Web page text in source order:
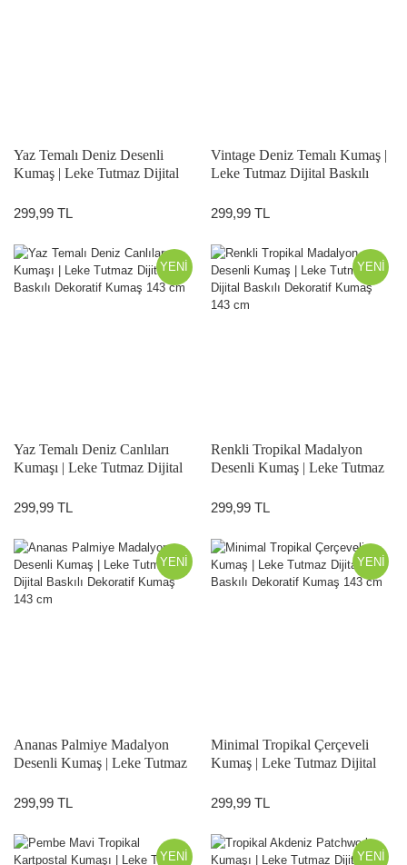
Yaz Temalı Deniz Desenli
Kumaş | Leke Tutmaz Dijital
cm
299,99 TL
Vintage Deniz Temalı Kumaş |
Leke Tutmaz Dijital Baskılı
299,99 TL
YENİ
Yaz Temalı Deniz Canlıları
Kumaşı | Leke Tutmaz Dijital
cm
299,99 TL
YENİ
Renkli Tropikal Madalyon
Desenli Kumaş | Leke Tutmaz
143 cm
299,99 TL
YENİ
Ananas Palmiye Madalyon
Desenli Kumaş | Leke Tutmaz
143 cm
299,99 TL
YENİ
Minimal Tropikal Çerçeveli
Kumaş | Leke Tutmaz Dijital
cm
299,99 TL
YENİ YENİ